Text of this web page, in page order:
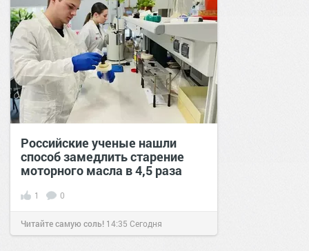
Российские ученые нашли
способ замедлить старение
моторного масла в 4,5 раза
1 0
Читайте самую соль! 14:35 Сегодня